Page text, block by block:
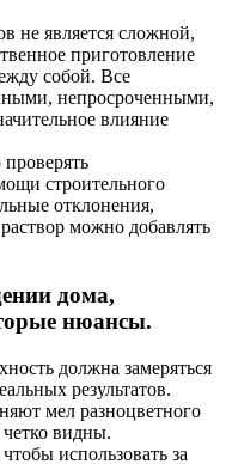
не является сложной,
приготовление
собой. Все
непросроченными,
влияние
строительного
отклонения,
можно добавлять
дома,
нюансы.
должна замеряться
результатов.
мел разноцветного
видны.
использовать за